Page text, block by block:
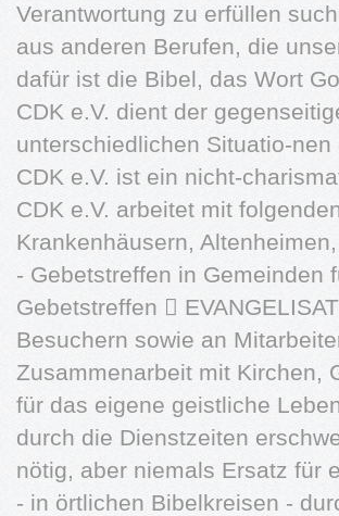
Verantwortung zu erfüllen
aus anderen Berufen, die
dafür ist die Bibel, das Wort
CDK e.V. dient der
unterschiedlichen Situatio-
CDK e.V. ist ein nicht-
CDK e.V. arbeitet mit
Krankenhäusern,
- Gebetstreffen in Gemeinden
Gebetstreffen 
Besuchern sowie an
Zusammenarbeit mit Kirchen,
für das eigene geistliche
durch die Dienstzeiten
nötig, aber niemals Ersatz für
- in örtlichen Bibelkreisen -